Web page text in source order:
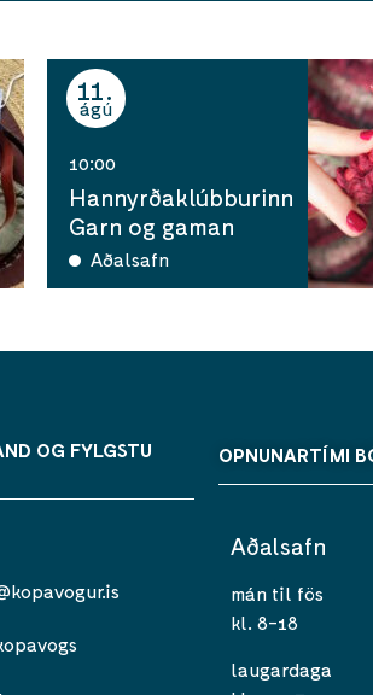
11
ágú
10:00
Hannyrðaklúbburinn
Garn og gaman
Aðalsafn
OG FYLGSTU
OPNUNARTÍMI
Aðalsafn
mán til fös
kl. 8-18
laugardaga